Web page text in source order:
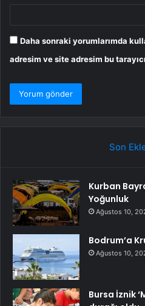
Daha sonraki yorumlarımda
adresim ve site adresim bu
Son
Kurban
Yoğunluk
Ağustos 10,
Bodrum’a
Ağustos 10,
Bursa İznik